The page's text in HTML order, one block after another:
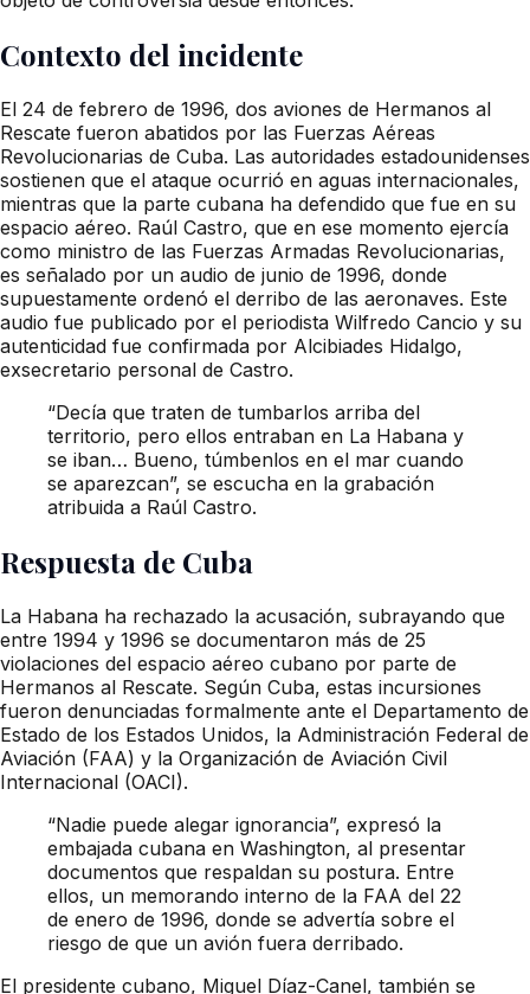
Contexto del incidente
El 24 de febrero de 1996, dos aviones de Hermanos al
Rescate fueron abatidos por las Fuerzas Aéreas
Revolucionarias de Cuba. Las autoridades estadounidenses
sostienen que el ataque ocurrió en aguas internacionales,
mientras que la parte cubana ha defendido que fue en su
espacio aéreo. Raúl Castro, que en ese momento ejercía
como ministro de las Fuerzas Armadas Revolucionarias,
es señalado por un audio de junio de 1996, donde
supuestamente ordenó el derribo de las aeronaves. Este
audio fue publicado por el periodista Wilfredo Cancio y su
autenticidad fue confirmada por Alcibiades Hidalgo,
exsecretario personal de Castro.
“Decía que traten de tumbarlos arriba del
territorio, pero ellos entraban en La Habana y
se iban… Bueno, túmbenlos en el mar cuando
se aparezcan”, se escucha en la grabación
atribuida a Raúl Castro.
Respuesta de Cuba
La Habana ha rechazado la acusación, subrayando que
entre 1994 y 1996 se documentaron más de 25
violaciones del espacio aéreo cubano por parte de
Hermanos al Rescate. Según Cuba, estas incursiones
fueron denunciadas formalmente ante el Departamento de
Estado de los Estados Unidos, la Administración Federal de
Aviación (FAA) y la Organización de Aviación Civil
Internacional (OACI).
“Nadie puede alegar ignorancia”, expresó la
embajada cubana en Washington, al presentar
documentos que respaldan su postura. Entre
ellos, un memorando interno de la FAA del 22
de enero de 1996, donde se advertía sobre el
riesgo de que un avión fuera derribado.
El presidente cubano, Miguel Díaz-Canel, también se